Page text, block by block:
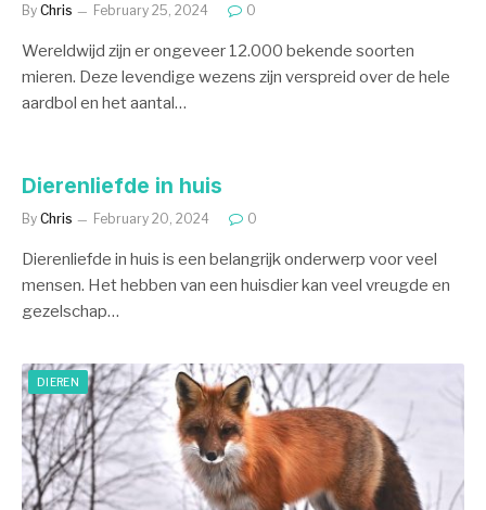
By Chris February 25, 2024 0
Wereldwijd zijn er ongeveer 12.000 bekende soorten
mieren. Deze levendige wezens zijn verspreid over de hele
aardbol en het aantal…
Dierenliefde in huis
By Chris February 20, 2024 0
Dierenliefde in huis is een belangrijk onderwerp voor veel
mensen. Het hebben van een huisdier kan veel vreugde en
gezelschap…
DIEREN